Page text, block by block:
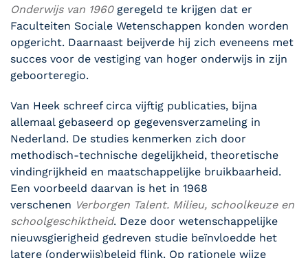
Onderwijs van 1960geregeld te krijgen dat er
Faculteiten Sociale Wetenschappen konden worden
opgericht. Daarnaast beijverde hij zich eveneens met
succes voor de vestiging van hoger onderwijs in zijn
geboorteregio.
Van Heek schreef circa vijftig publicaties, bijna
allemaal gebaseerd op gegevensverzameling in
Nederland. De studies kenmerken zich door
methodisch-technische degelijkheid, theoretische
vindingrijkheid en maatschappelijke bruikbaarheid.
Een voorbeeld daarvan is het in 1968
verschenen Verborgen Talent. Milieu, schoolkeuze en
schoolgeschiktheid. Deze door wetenschappelijke
nieuwsgierigheid gedreven studie beïnvloedde het
latere (onderwijs)beleid flink. Op rationele wijze